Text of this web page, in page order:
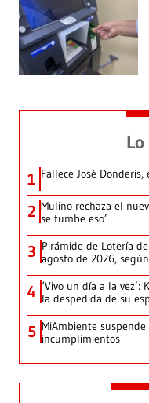
1 Fallece José
2 Mulino rechaza el
se tumbe eso’
3 Pirámide de Lotería
agosto de 2026,
4 ‘Vivo un día a la
la despedida de su
5 MiAmbiente
incumplimientos